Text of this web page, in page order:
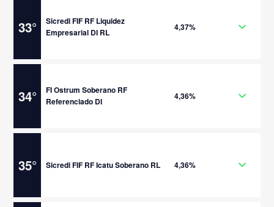
33°
Sicredi FIF RF Liquidez
Empresarial DI RL
4,37%
34°
FI Ostrum Soberano RF
Referenciado DI
4,36%
35° Sicredi FIF RF Icatu Soberano RL 4,36%